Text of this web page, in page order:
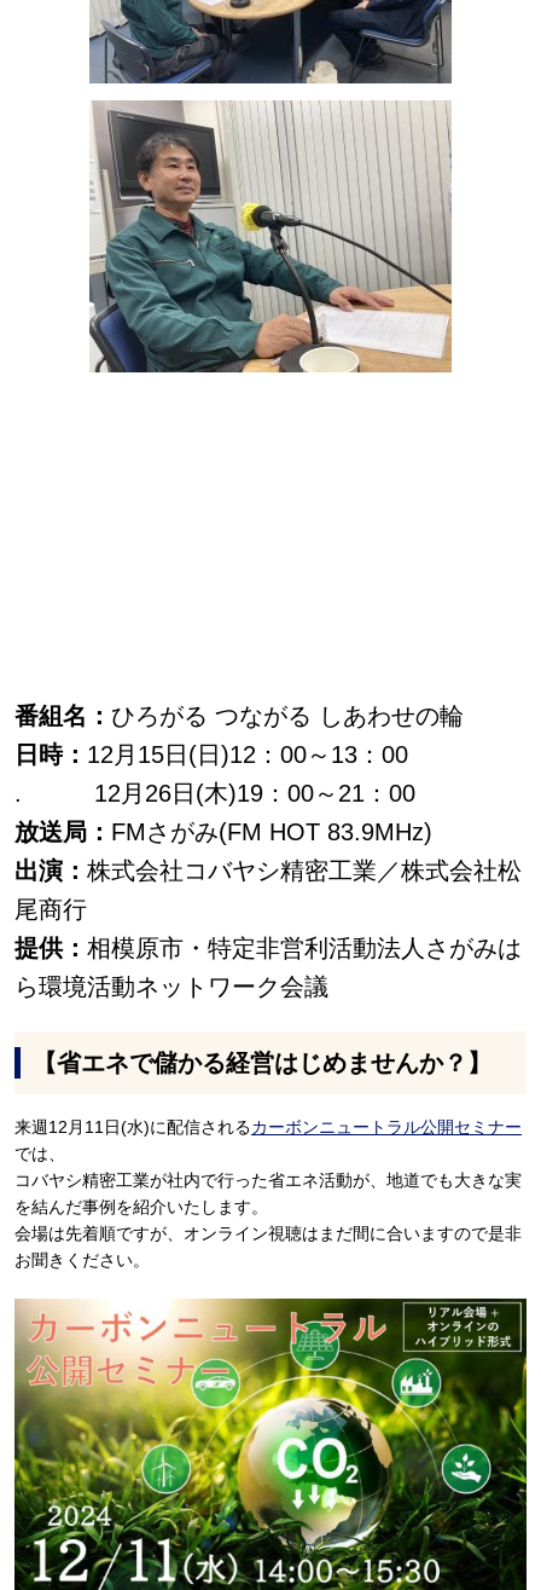
番組名： ひろがる つながる しあわせの輪
日時： 12月15日(日)12：00～13：00
. 12月26日(木)19：00～21：00
放送局： FMさがみ(FM HOT 83.9MHz)
出演： 株式会社コバヤシ精密工業／株式会社松
尾商行
提供： 相模原市・特定非営利活動法人さがみは
ら環境活動ネットワーク会議
【省エネで儲かる経営はじめませんか？】
来週12月11日(水)に配信されるカーボンニュートラル公開セミナー
では、
コバヤシ精密工業が社内で行った省エネ活動が、地道でも大きな実
を結んだ事例を紹介いたします。
会場は先着順ですが、オンライン視聴はまだ間に合いますので是非
お聞きください。